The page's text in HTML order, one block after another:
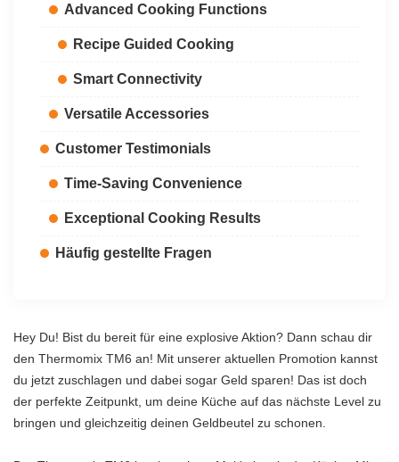
Advanced Cooking Functions
Recipe Guided Cooking
Smart Connectivity
Versatile Accessories
Customer Testimonials
Time-Saving Convenience
Exceptional Cooking Results
Häufig gestellte Fragen
Hey Du! Bist du bereit für eine explosive Aktion? Dann schau dir
den Thermomix TM6 an! Mit unserer aktuellen Promotion kannst
du jetzt zuschlagen und dabei sogar Geld sparen! Das ist doch
der perfekte Zeitpunkt, um deine Küche auf das nächste Level zu
bringen und gleichzeitig deinen Geldbeutel zu schonen.